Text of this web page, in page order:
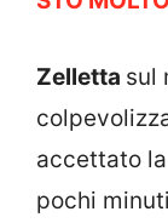
Zelletta sul
accettato
pochi